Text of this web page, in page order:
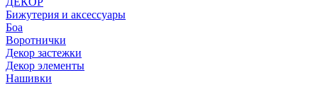
Бижутерия и аксессуары
Боа
Воротнички
Декор застежки
Декор элементы
Нашивки